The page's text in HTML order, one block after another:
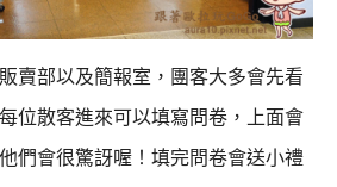
賣部以及簡報室，團客大多會先看
每位散客進來可以填寫問卷，上面會
們會很驚訝喔！ 填完問卷會送小禮